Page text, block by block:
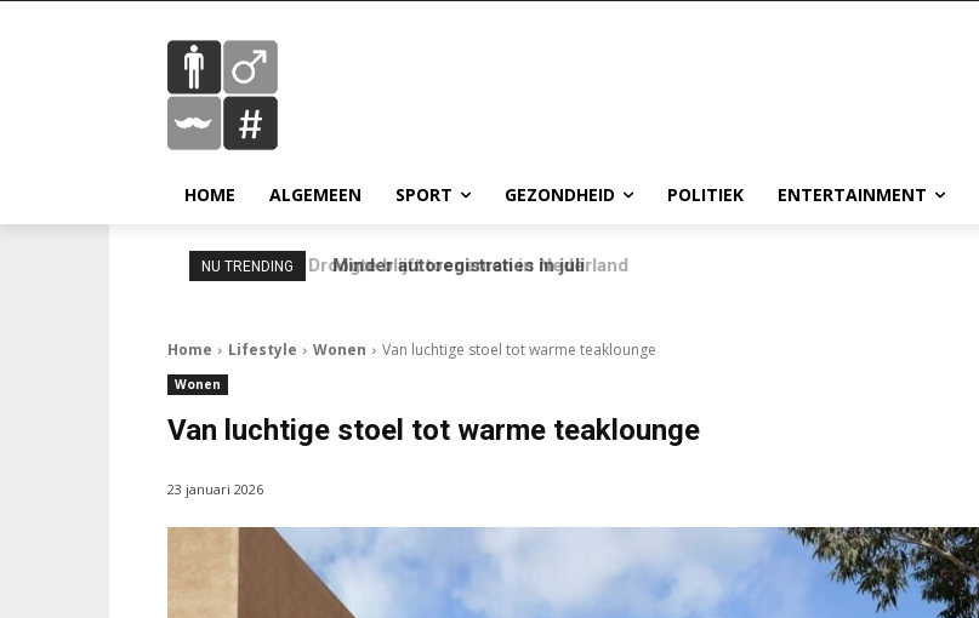
HOME ALGEMEEN SPORT GEZONDHEID POLITIEK ENTERTAINMENT
NU TRENDING Minder autoregistraties in juli
Home Lifestyle Wonen Van luchtige stoel tot warme teaklounge
Wonen
Van luchtige stoel tot warme teaklounge
23 januari 2026